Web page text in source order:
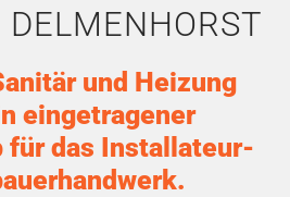
DELMENHORST
und Heizung
eingetragener
das Installateur-